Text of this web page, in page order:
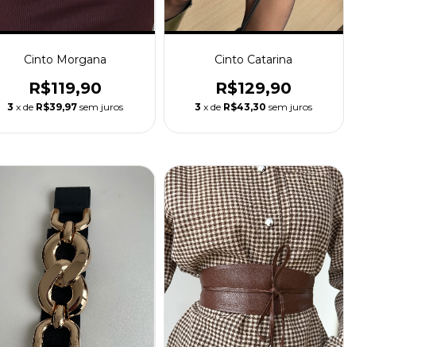
Cinto Morgana
R$119,90
3 x de R$39,97 sem juros
Cinto Catarina
R$129,90
3 x de R$43,30 sem juros